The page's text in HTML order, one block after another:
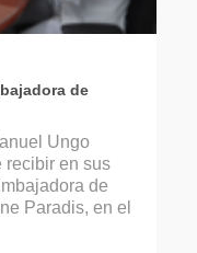
de
Ungo
recibir en sus
de
Paradis, en el